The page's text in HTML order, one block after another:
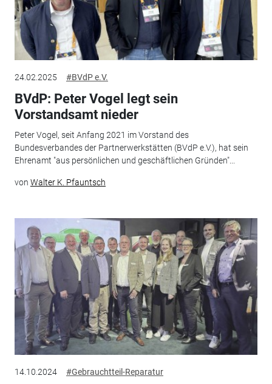
24.02.2025 #BVdP e.V.
BVdP: Peter Vogel legt sein
Vorstandsamt nieder
Peter Vogel, seit Anfang 2021 im Vorstand des
Bundesverbandes der Partnerwerkstätten (BVdP e.V.), hat sein
Ehrenamt "aus persönlichen und geschäftlichen Gründen"...
von Walter K. Pfauntsch
14.10.2024 #Gebrauchtteil-Reparatur